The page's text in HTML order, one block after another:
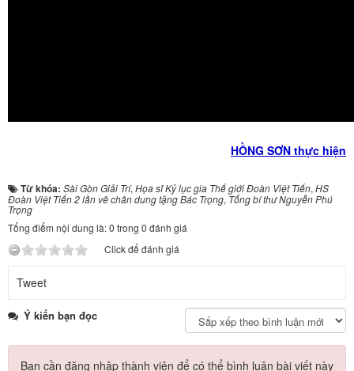
HỒNG SƠN thực hiện
Từ khóa: Sài Gòn Giải Trí, Họa sĩ Kỷ lục gia Thế giới Đoàn Việt Tiến, HS
Đoàn Việt Tiến 2 lần vẽ chân dung tặng Bác Trọng, Tổng bí thư Nguyễn Phú
Trọng
Tổng điểm nội dung là: 0 trong 0 đánh giá
Click để đánh giá
Tweet
Ý kiến bạn đọc
Bạn cần đăng nhập thành viên để có thể bình luận bài viết này